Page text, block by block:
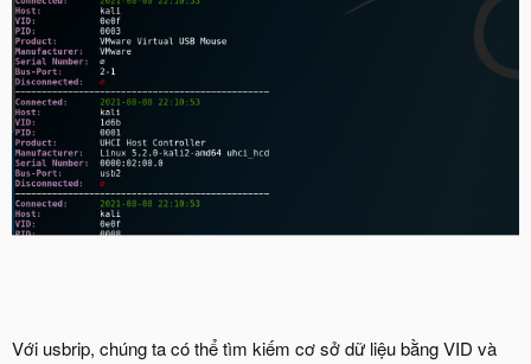
Với usbrip, chúng ta có thể tìm kiếm cơ sở dữ liệu bằng VID và